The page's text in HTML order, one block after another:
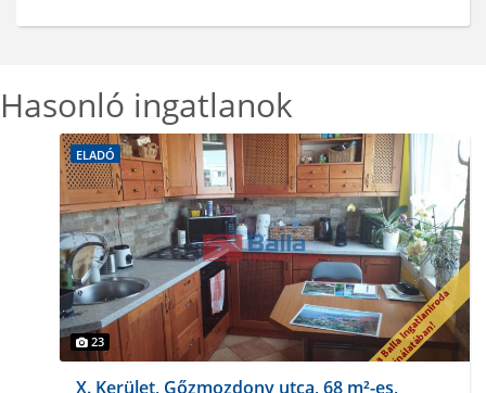
Hasonló ingatlanok
ELADÓ
23
X. Kerület, Gőzmozdony utca, 68 m²-es,